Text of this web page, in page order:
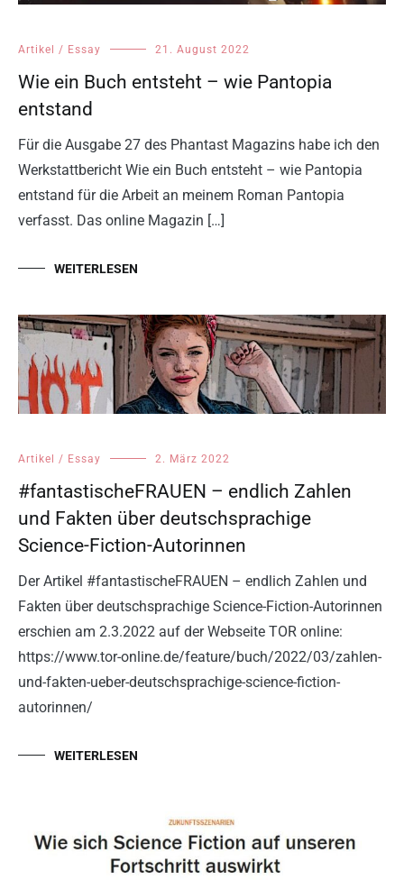
Artikel / Essay 21. August 2022
Wie ein Buch entsteht – wie Pantopia
entstand
Für die Ausgabe 27 des Phantast Magazins habe ich den
Werkstattbericht Wie ein Buch entsteht – wie Pantopia
entstand für die Arbeit an meinem Roman Pantopia
verfasst. Das online Magazin […]
WEITERLESEN
Artikel / Essay 2. März 2022
#fantastischeFRAUEN – endlich Zahlen
und Fakten über deutschsprachige
Science-Fiction-Autorinnen
Der Artikel #fantastischeFRAUEN – endlich Zahlen und
Fakten über deutschsprachige Science-Fiction-Autorinnen
erschien am 2.3.2022 auf der Webseite TOR online:
https://www.tor-online.de/feature/buch/2022/03/zahlen-
und-fakten-ueber-deutschsprachige-science-fiction-
autorinnen/
WEITERLESEN